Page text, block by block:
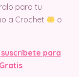
para tu
a Crochet
o
para